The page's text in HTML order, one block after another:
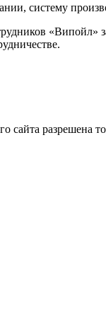
систему
«Випойл»
сайта разрешена